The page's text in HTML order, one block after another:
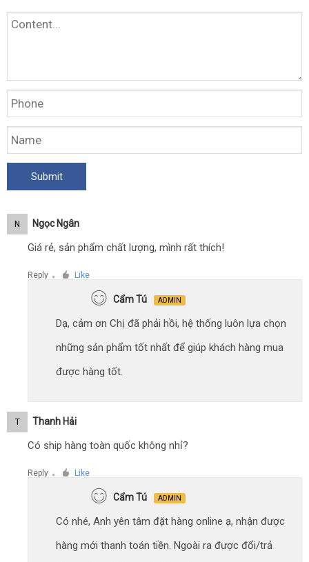
N Ngọc Ngân
Giá rẻ, sản phẩm chất lượng, mình rất thích!
Reply ● Like
Cẩm Tú ADMIN
Dạ, cảm ơn Chị đã phải hồi, hệ thống luôn lựa chọn
những sản phẩm tốt nhất để giúp khách hàng mua
được hàng tốt.
T Thanh Hải
Có ship hàng toàn quốc không nhỉ?
Reply ● Like
Cẩm Tú ADMIN
Có nhé, Anh yên tâm đặt hàng online ạ, nhận được
hàng mới thanh toán tiền. Ngoài ra được đổi/trả